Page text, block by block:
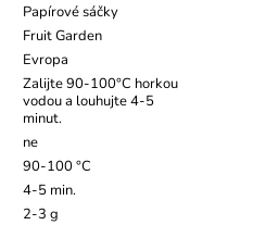
Papírové sáčky
Fruit Garden
Evropa
Zalijte 90-100°C horkou
vodou a louhujte 4-5
minut.
ne
90-100 °C
4-5 min.
2-3 g